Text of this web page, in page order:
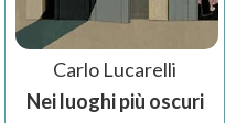
Carlo Lucarelli
Nei luoghi più oscuri